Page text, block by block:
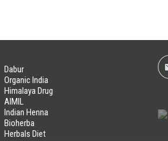
Dabur
Organic India
Himalaya Drug
AIMIL
Indian Henna
Bioherba
Herbals Diet